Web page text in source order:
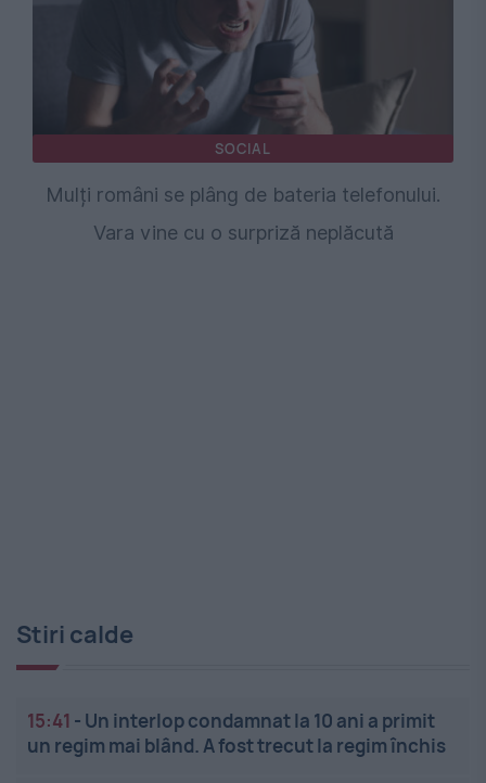
SOCIAL
Mulți români se plâng de bateria telefonului.
Vara vine cu o surpriză neplăcută
Stiri calde
15:41 - Un interlop condamnat la 10 ani a primit
un regim mai blând. A fost trecut la regim închis